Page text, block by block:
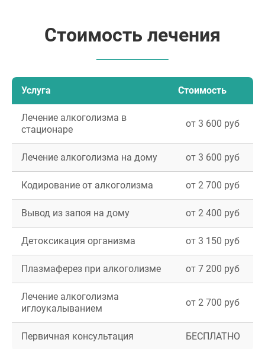
Стоимость лечения
Услуга Стоимость
Лечение алкоголизма в
стационаре
от 3 600 руб
Лечение алкоголизма на дому от 3 600 руб
Кодирование от алкоголизма от 2 700 руб
Вывод из запоя на дому от 2 400 руб
Детоксикация организма от 3 150 руб
Плазмаферез при алкоголизме от 7 200 руб
Лечение алкоголизма
иглоукалыванием
от 2 700 руб
Первичная консультация БЕСПЛАТНО